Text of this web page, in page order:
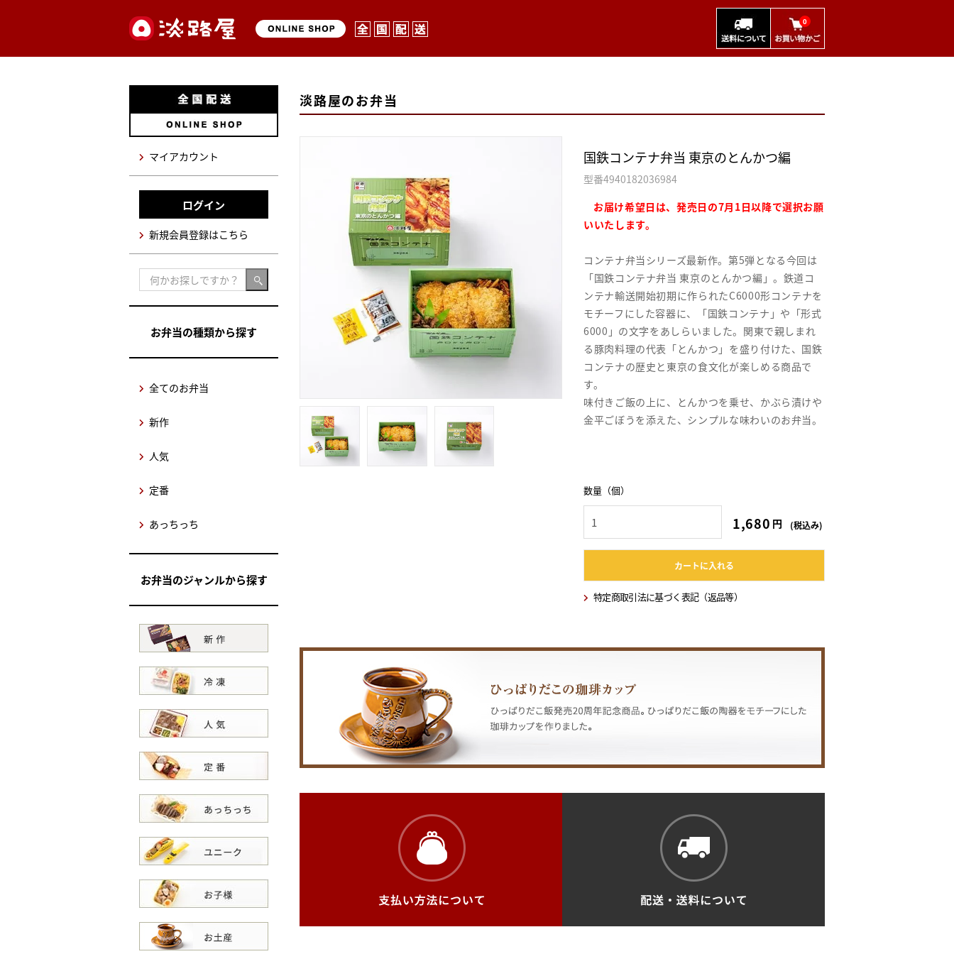
0
マイアカウント
ログイン
新規会員登録はこちら
お弁当の種類から探す
全てのお弁当
新作
人気
定番
あっちっち
お弁当のジャンルから探す
淡路屋のお弁当
国鉄コンテナ弁当 東京のとんかつ編
型番4940182036984
お届け希望日は、発売日の7月1日以降で選択お願
いいたします。
コンテナ弁当シリーズ最新作。第5弾となる今回は
「国鉄コンテナ弁当 東京のとんかつ編」。鉄道コ
ンテナ輸送開始初期に作られたC6000形コンテナを
モチーフにした容器に、「国鉄コンテナ」や「形式
6000」の文字をあしらいました。関東で親しまれ
る豚肉料理の代表「とんかつ」を盛り付けた、国鉄
コンテナの歴史と東京の食文化が楽しめる商品で
す。
味付きご飯の上に、とんかつを乗せ、かぶら漬けや
金平ごぼうを添えた、シンプルな味わいのお弁当。
数量（個）
1,680円
円 (税込み)
カートに入れる
特定商取引法に基づく表記（返品等）